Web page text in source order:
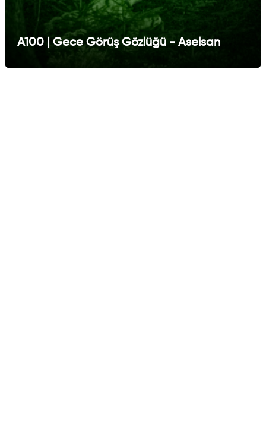
A100 | Gece Görüş Gözlüğü - Aselsan